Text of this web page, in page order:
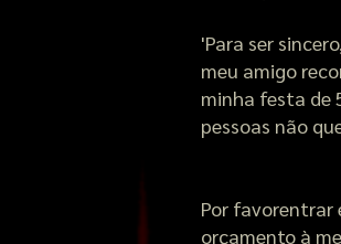
'Para ser
meu amigo
minha festa de
pessoas não
Por favorentrar
orçamento à